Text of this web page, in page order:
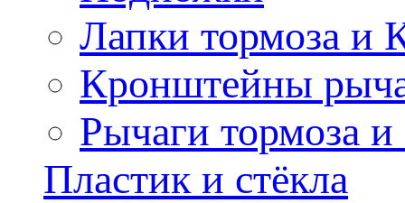
Лапки тормоза и
Кронштейны
Рычаги тормоза и
Пластик и стёкла